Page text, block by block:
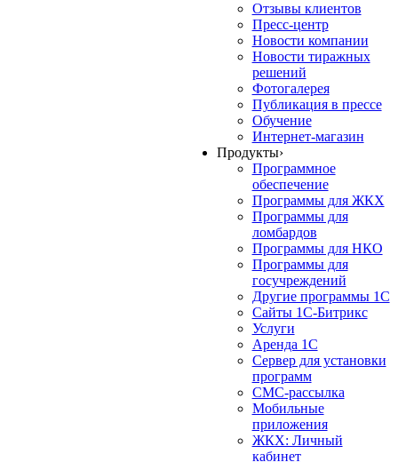
Отзывы клиентов
Пресс-центр
Новости компании
Новости тиражных
решений
Фотогалерея
Публикация в прессе
Обучение
Интернет-магазин
Продукты›
Программное
обеспечение
Программы для ЖКХ
Программы для
ломбардов
Программы для НКО
Программы для
госучреждений
Другие программы 1С
Сайты 1С-Битрикс
Услуги
Аренда 1С
Сервер для установки
программ
СМС-рассылка
Мобильные
приложения
ЖКХ: Личный
кабинет